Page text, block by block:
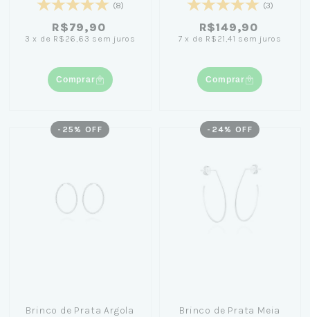
(8)
R$79,90
3 x de R$26,63 sem juros
Comprar
(3)
R$149,90
7 x de R$21,41 sem juros
Comprar
- 25 % OFF
Brinco de Prata Argola
- 24% OFF
Brinco de Prata Meia